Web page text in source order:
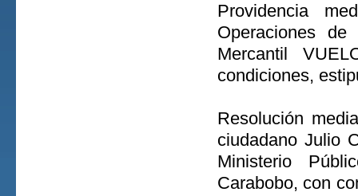
Providencia
Operaciones
Mercantil
condiciones,
Resolución
ciudadano Julio
Ministerio
Carabobo, con